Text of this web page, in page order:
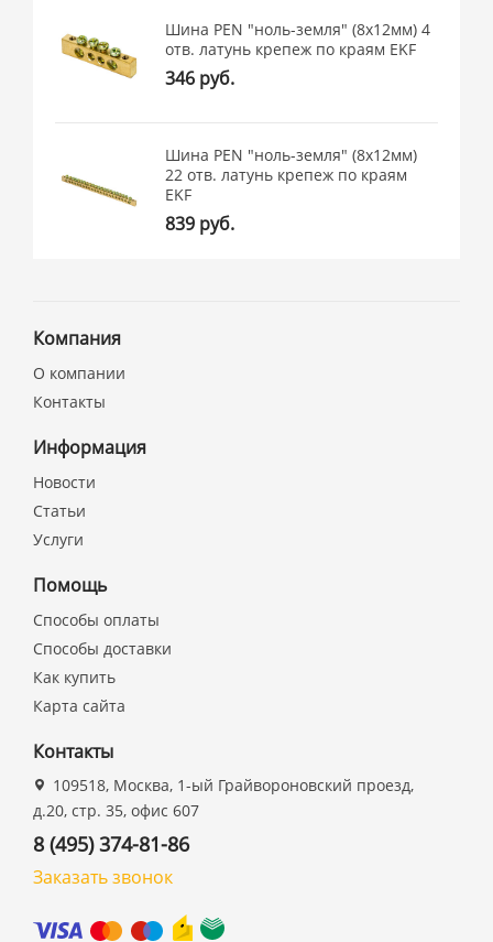
Шина PEN "ноль-земля" (8x12мм) 4
отв. латунь крепеж по краям EKF
346 руб.
Шина PEN "ноль-земля" (8x12мм)
22 отв. латунь крепеж по краям
EKF
839 руб.
Компания
О компании
Контакты
Информация
Новости
Статьи
Услуги
Помощь
Способы оплаты
Способы доставки
Как купить
Карта сайта
Контакты
109518, Москва, 1-ый Грайвороновский проезд,
д.20, стр. 35, офис 607
8 (495) 374-81-86
Заказать звонок